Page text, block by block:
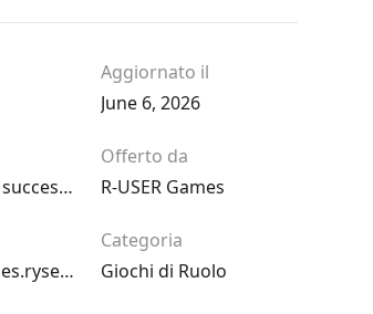
Aggiornato il
June 6, 2026
Android 4.4+ e successive
Offerto da
R-USER Games
com.rusergames.rysendawn
Categoria
Giochi di Ruolo